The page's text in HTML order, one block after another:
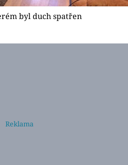
byl duch spatřen